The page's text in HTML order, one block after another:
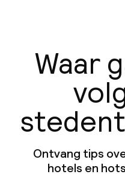
Waar
Ontvang tips
hotels en